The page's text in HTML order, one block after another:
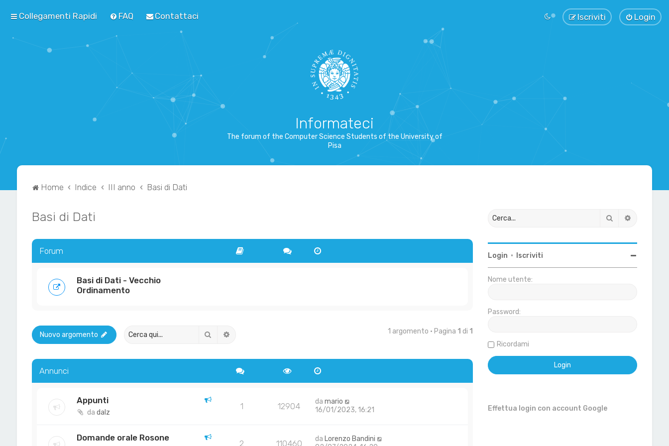
Collegamenti Rapidi FAQ Contattaci Login
Iscriviti
Informateci
The forum of the Computer Science Students of the University of
Pisa
Home Indice III anno Basi di Dati
Basi di Dati
Forum
Basi di Dati - Vecchio
Ordinamento
Nuovo argomento Cerca 1 argomento • Pagina 1 di 1
Annunci
Appunti
da dalz
1 12904 damario
16/01/2023, 16:21
Domande orale Rosone
2 110460 da Lorenzo Bandini
Cerca
Login • Iscriviti
Nome utente:
Password:
Ricordami
Effettua login con account Google